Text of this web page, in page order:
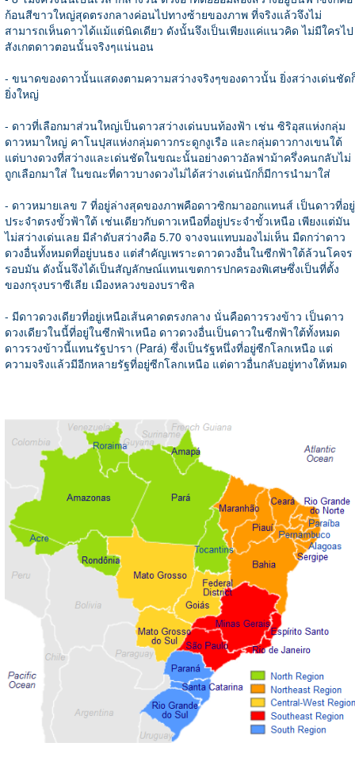
ก้อนสีขาวใหญ่สุดตรงกลางค่อนไปทางซ้ายของภาพ ที่จริงแล้วจึงไม่
สามารถเห็นดาวได้แม้แต่นิดเดียว ดังนั้นจึงเป็นเพียงแค่แนวคิด ไม่มีใครไป
สังเกตดาวตอนนั้นจริงๆแน่นอน
- ขนาดของดาวนั้นแสดงตามความสว่างจริงๆของดาวนั้น ยิ่งสว่างเด่นชัด
ยิ่งใหญ่
- ดาวที่เลือกมาส่วนใหญ่เป็นดาวสว่างเด่นบนท้องฟ้า เช่น ซิริอุสแห่งกลุ่ม
ดาวหมาใหญ่ คาโนปุสแห่งกลุ่มดาวกระดูกงูเรือ และกลุ่มดาวกางเขนใต้
แต่บางดวงที่สว่างและเด่นชัดในขณะนั้นอย่างดาวอัลฟาม้าครึ่งคนกลับไม่
ถูกเลือกมาใส่ ในขณะที่ดาวบางดวงไม่ได้สว่างเด่นนักก็มีการนำมาใส่
- ดาวหมายเลข 7 ที่อยู่ล่างสุดของภาพคือดาวซิกมาออกแทนส์ เป็นดาวที่อยู่
ประจำตรงขั้วฟ้าใต้ เช่นเดียวกับดาวเหนือที่อยู่ประจำขั้วเหนือ เพียงแต่มัน
ไม่สว่างเด่นเลย มีลำดับสว่างคือ 5.70 จางจนแทบมองไม่เห็น มืดกว่าดาว
ดวงอื่นทั้งหมดที่อยู่บนธง แต่สำคัญเพราะดาวดวงอื่นในซีกฟ้าใต้ล้วนโคจร
รอบมัน ดังนั้นจึงได้เป็นสัญลักษณ์แทนเขตการปกครองพิเศษซึ่งเป็นที่ตั้ง
ของกรุงบราซีเลีย เมืองหลวงของบราซิล
- มีดาวดวงเดียวที่อยู่เหนือเส้นคาดตรงกลาง นั่นคือดาวรวงข้าว เป็นดาว
ดวงเดียวในนี้ที่อยู่ในซีกฟ้าเหนือ ดาวดวงอื่นเป็นดาวในซีกฟ้าใต้ทั้งหมด
ดาวรวงข้าวนี้แทนรัฐปารา (Pará) ซึ่งเป็นรัฐหนึ่งที่อยู่ซีกโลกเหนือ แต่
ความจริงแล้วมีอีกหลายรัฐที่อยู่ซีกโลกเหนือ แต่ดาวอื่นกลับอยู่ทางใต้หมด